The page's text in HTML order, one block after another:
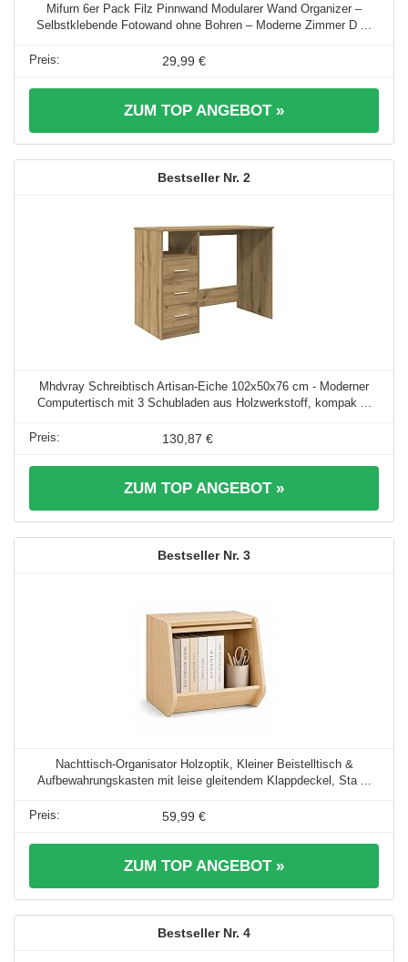
Mifurn 6er Pack Filz Pinnwand Modularer Wand Organizer –
Selbstklebende Fotowand ohne Bohren – Moderne Zimmer D ...
29,99 €
ZUM TOP ANGEBOT »
2
Mhdvray Schreibtisch Artisan-Eiche 102x50x76 cm - Moderner
Computertisch mit 3 Schubladen aus Holzwerkstoff, kompak ...
130,87 €
ZUM TOP ANGEBOT »
3
Nachttisch-Organisator Holzoptik, Kleiner Beistelltisch &
Aufbewahrungskasten mit leise gleitendem Klappdeckel, Sta ...
59,99 €
ZUM TOP ANGEBOT »
4